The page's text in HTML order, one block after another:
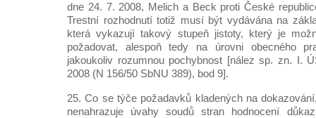
dne 24. 7. 2008, Melich a Beck proti České
Trestní rozhodnutí totiž musí být vydávána na
která vykazují takový stupeň jistoty, který je
požadovat, alespoň tedy na úrovni obecného
jakoukoliv rozumnou pochybnost [nález sp. zn. I.
2008 (N 156/50 SbNU 389), bod 9].
25. Co se týče požadavků kladených na
nenahrazuje úvahy soudů stran hodnocení